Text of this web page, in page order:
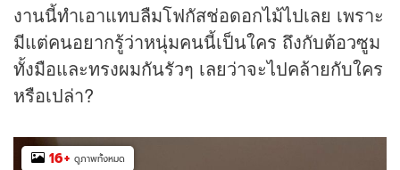
งานนี้ทำเอาแทบลืมโฟกัสช่อดอกไม้ไปเลย เพราะ
มีแต่คนอยากรู้ว่าหนุ่มคนนี้เป็นใคร ถึงกับต้อวซูม
ทั้งมือและทรงผมกันรัวๆ เลยว่าจะไปคล้ายกับใคร
หรือเปล่า?
16+ ดูภาพทั้งหมด